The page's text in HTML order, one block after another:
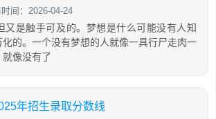
间：2026-04-24
又是触手可及的。梦想是什么可能没有人知
的。一个没有梦想的人就像一具行尸走肉一
像没有了
年招生录取分数线